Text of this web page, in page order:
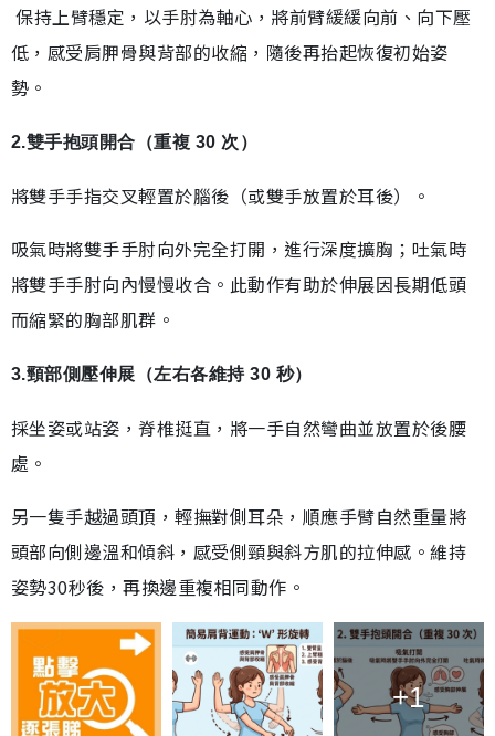
保持上臂穩定，以手肘為軸心，將前臂緩緩向前、向下壓
低，感受肩胛骨與背部的收縮，隨後再抬起恢復初始姿
勢。
2.雙手抱頭開合（重複 30 次）
將雙手手指交叉輕置於腦後（或雙手放置於耳後）。
吸氣時將雙手手肘向外完全打開，進行深度擴胸；吐氣時
將雙手手肘向內慢慢收合。此動作有助於伸展因長期低頭
而縮緊的胸部肌群。
3.頸部側壓伸展（左右各維持 30 秒）
採坐姿或站姿，脊椎挺直，將一手自然彎曲並放置於後腰
處。
另一隻手越過頭頂，輕撫對側耳朵，順應手臂自然重量將
頭部向側邊溫和傾斜，感受側頸與斜方肌的拉伸感。維持
姿勢30秒後，再換邊重複相同動作。
+1